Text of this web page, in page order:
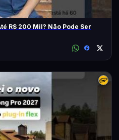
R$ 200 Mil? Não Pode Ser